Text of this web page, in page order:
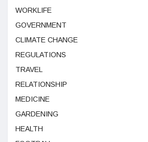
WORKLIFE
GOVERNMENT
CLIMATE CHANGE
REGULATIONS
TRAVEL
RELATIONSHIP
MEDICINE
GARDENING
HEALTH